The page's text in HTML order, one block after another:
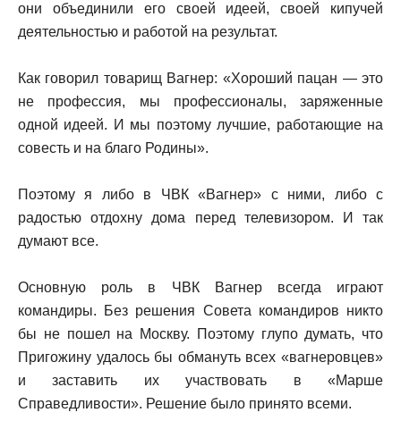
они объединили его своей идеей, своей кипучей
деятельностью и работой на результат.
Как говорил товарищ Вагнер: «Хороший пацан — это
не профессия, мы профессионалы, заряженные
одной идеей. И мы поэтому лучшие, работающие на
совесть и на благо Родины».
Поэтому я либо в ЧВК «Вагнер» с ними, либо с
радостью отдохну дома перед телевизором. И так
думают все.
Основную роль в ЧВК Вагнер всегда играют
командиры. Без решения Совета командиров никто
бы не пошел на Москву. Поэтому глупо думать, что
Пригожину удалось бы обмануть всех «вагнеровцев»
и заставить их участвовать в «Марше
Справедливости». Решение было принято всеми.